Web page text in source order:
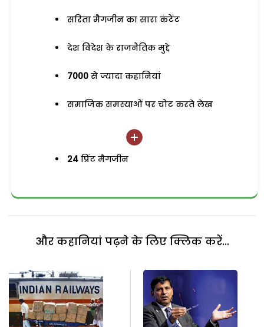
सरिता मैगजीन का सारा कंटेंट
देश विदेश के राजनैतिक मुद्दे
7000 से ज्यादा कहानियां
समाजिक समस्याओं पर चोट करते लेख
24 प्रिंट मैगजीन
और कहानियां पढ़ने के लिए क्लिक करें...